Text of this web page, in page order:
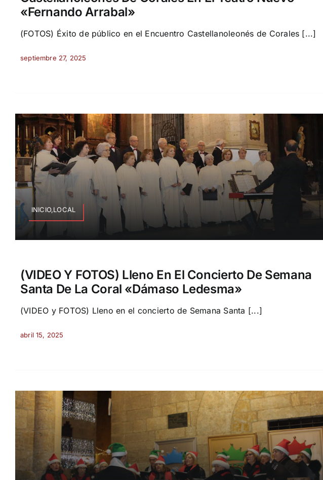
«Fernando Arrabal»
(FOTOS) Éxito de público en el Encuentro Castellanoleonés de Corales [...]
septiembre 27, 2025
INICIO,LOCAL
(VIDEO Y FOTOS) Lleno En El Concierto De Semana
Santa De La Coral «Dámaso Ledesma»
(VIDEO y FOTOS) Lleno en el concierto de Semana Santa [...]
abril 15, 2025